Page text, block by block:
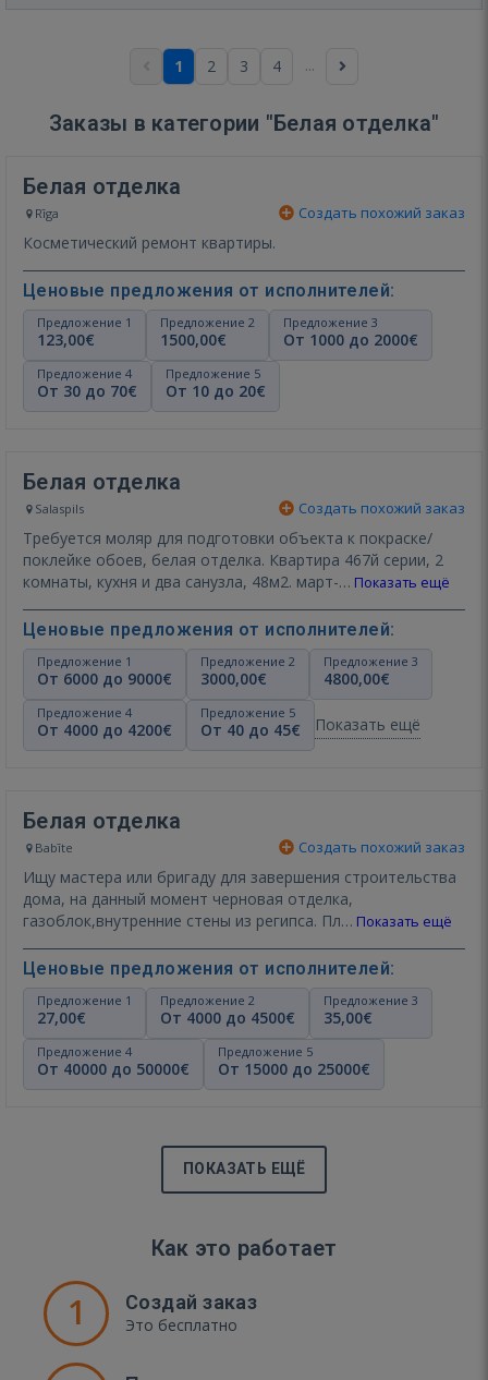
1 2 3 4 ...
Заказы в категории "Белая отделка"
Белая отделка
Rīga Создать похожий заказ
Косметический ремонт квартиры.
Ценовые предложения от исполнителей:
Предложение 1
123,00€
Предложение 2
1500,00€
Предложение 3
От 1000 до 2000€
Предложение 4
От 30 до 70€
Предложение 5
От 10 до 20€
Белая отделка
Salaspils Создать похожий заказ
Требуется моляр для подготовки объекта к покраске/
поклейке обоев, белая отделка. Квартира 467й серии, 2
комнаты, кухня и два санузла, 48м2. март-… Показать ещё
Ценовые предложения от исполнителей:
Предложение 1
От 6000 до 9000€
Предложение 2
3000,00€
Предложение 3
4800,00€
Предложение 4
От 4000 до 4200€
Предложение 5
От 40 до 45€ Показать ещё
Белая отделка
Babīte Создать похожий заказ
Ищу мастера или бригаду для завершения строительства
дома, на данный момент черновая отделка,
газоблок,внутренние стены из регипса. Пл… Показать ещё
Ценовые предложения от исполнителей:
Предложение 1
27,00€
Предложение 2
От 4000 до 4500€
Предложение 3
35,00€
Предложение 4
От 40000 до 50000€
Предложение 5
От 15000 до 25000€
ПОКАЗАТЬ ЕЩЁ
Как это работает
1 Создай заказ
Это бесплатно